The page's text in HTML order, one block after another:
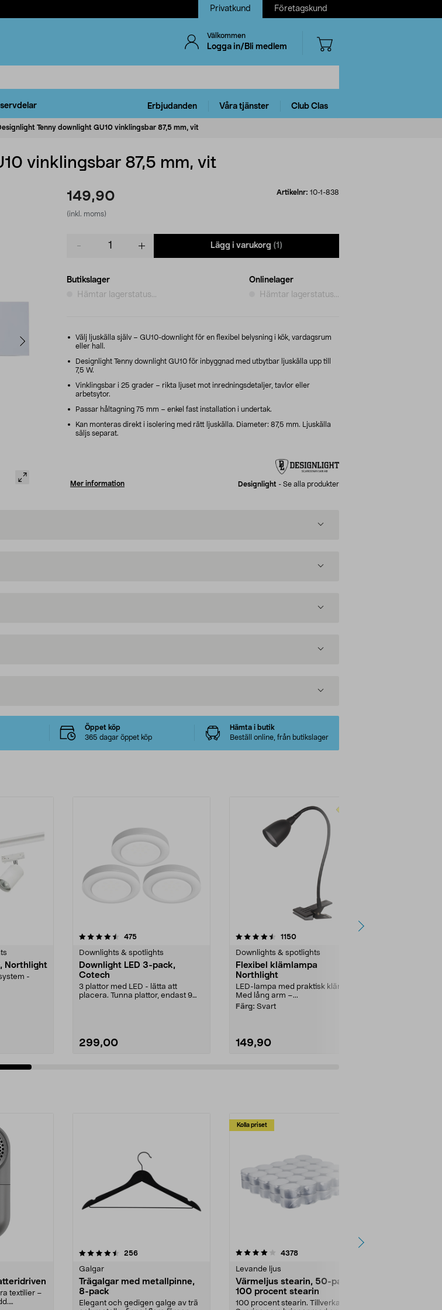
Privatkund Företagskund
Välkommen
Logga in/Bli medlem
Erbjudanden Våra tjänster Club Clas
Tenny downlight GU10 vinklingsbar 87,5 mm, vit
vinklingsbar 87,5 mm, vit
149,90
(inkl. moms)
Artikelnr: 10-1-838
Lägg i varukorg (1)
Butikslager
Hämtar lagerstatus...
Onlinelager
Hämtar lagerstatus...
Välj ljuskälla själv – GU10-downlight för en flexibel belysning i kök, vardagsrum
eller hall.
Designlight Tenny downlight GU10 för inbyggnad med utbytbar ljuskälla upp till
7,5 W.
Vinklingsbar i 25 grader – rikta ljuset mot inredningsdetaljer, tavlor eller
arbetsytor.
Passar håltagning 75 mm – enkel fast installation i undertak.
Kan monteras direkt i isolering med rätt ljuskälla. Diameter: 87,5 mm. Ljuskälla
säljs separat.
Mer information Designlight - Se alla produkter
Öppet köp
365 dagar öppet köp
Hämta i butik
Beställ online, från butikslager
Northlight
-
475recensioner
Downlights & spotlights
Downlight LED 3-pack,
Cotech
3 plattor med LED - lätta att
placera. Tunna plattor, endast 9
299,00
4.5 av 5 stjärnor 1150recensioner
Downlights & spotlights
Flexibel klämlampa
Northlight
LED-lampa med praktisk klämma.
Med lång arm –...
Färg: Svart
149,90
4.0 av 5 stjärnor
textilier –
256recensioner
Galgar
Trägalgar med metallpinne,
8-pack
Elegant och gedigen galge av trä
Kolla priset
4.0av 5 stjärnor 4378recensioner
Levande ljus
Värmeljus stearin, 50-pack,
100 procent stearin
100 procent stearin. Tillverkade i
4.5av 5 stjärnor